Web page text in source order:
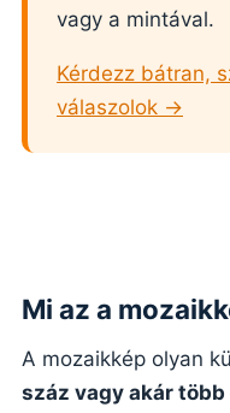
vagy a mintával.
Kérdezz bátran,
válaszolok →
Mi az a
A mozaikkép olyan
száz vagy akár